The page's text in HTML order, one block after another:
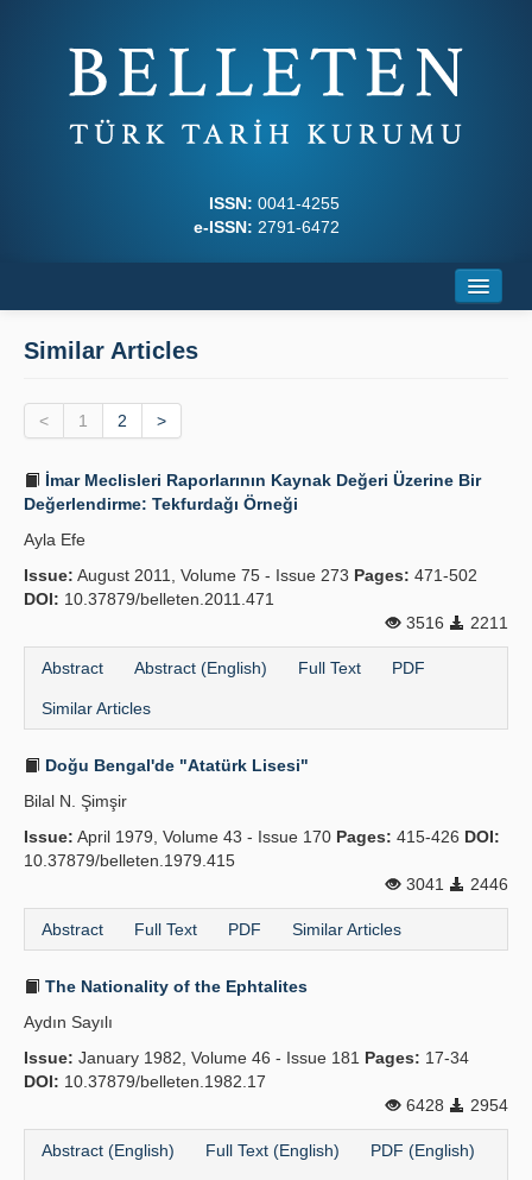
ISSN: 0041-4255
e-ISSN: 2791-6472
Journal Boards
Writing Rules
Principles
Guidelines
Contact Us
Similar Articles
< 1 2 >
İmar Meclisleri Raporlarının Kaynak Değeri Üzerine Bir
Değerlendirme: Tekfurdağı Örneği
Ayla Efe
Issue: August 2011, Volume 75 - Issue 273 Pages: 471-502
DOI: 10.37879/belleten.2011.471
3516
2211
Abstract Abstract (English) Full Text PDF
Similar Articles
Doğu Bengal'de "Atatürk Lisesi"
Bilal N. Şimşir
Issue: April 1979, Volume 43 - Issue 170 Pages: 415-426 DOI:
10.37879/belleten.1979.415
3041
2446
Abstract Full Text PDF Similar Articles
The Nationality of the Ephtalites
Aydın Sayılı
Issue: January 1982, Volume 46 - Issue 181 Pages: 17-34
DOI: 10.37879/belleten.1982.17
6428
2954
Abstract (English) Full Text (English) PDF (English)